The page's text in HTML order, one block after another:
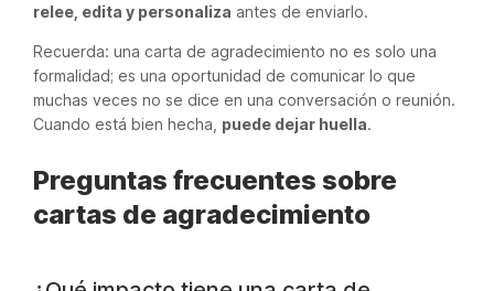
relee, edita y personaliza antes de enviarlo.
Recuerda: una carta de agradecimiento no es solo una
formalidad; es una oportunidad de comunicar lo que
muchas veces no se dice en una conversación o reunión.
Cuando está bien hecha, puede dejar huella.
Preguntas frecuentes sobre
cartas de agradecimiento